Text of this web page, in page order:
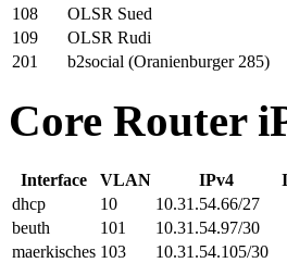
108
OLSR Sued
109
OLSR Rudi
201
b2social (Oranienburger 285)
Core Router
Interface VLAN IPv4
dhcp
10 10.31.54.66/27
beuth
101 10.31.54.97/30
maerkisches 103 10.31.54.105/30